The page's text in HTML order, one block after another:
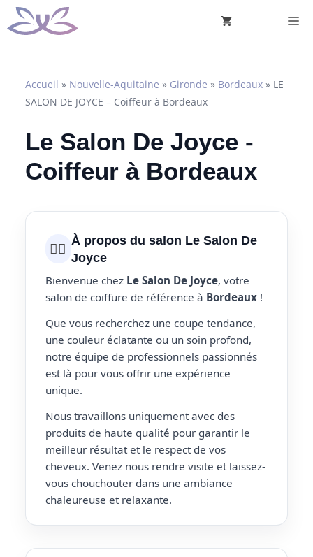
Aller
au
Accueil » Nouvelle-Aquitaine » Gironde » Bordeaux » LE
SALON DE JOYCE – Coiffeur à Bordeaux
Le Salon De Joyce -
Coiffeur à Bordeaux
💇‍♀️ À propos du salon Le Salon De
Joyce
Bienvenue chez Le Salon De Joyce, votre
salon de coiffure de référence à Bordeaux !
Que vous recherchez une coupe tendance,
une couleur éclatante ou un soin profond,
notre équipe de professionnels passionnés
est là pour vous offrir une expérience
unique.
Nous travaillons uniquement avec des
produits de haute qualité pour garantir le
meilleur résultat et le respect de vos
cheveux. Venez nous rendre visite et laissez-
vous chouchouter dans une ambiance
chaleureuse et relaxante.